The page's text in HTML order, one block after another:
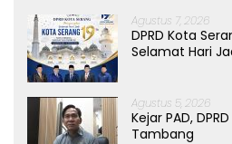
Agustus 7, 2026
DPRD Kota
Selamat Hari
Agustus 5, 2026
Kejar PAD,
Tambang